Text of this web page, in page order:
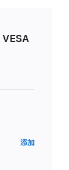
添加